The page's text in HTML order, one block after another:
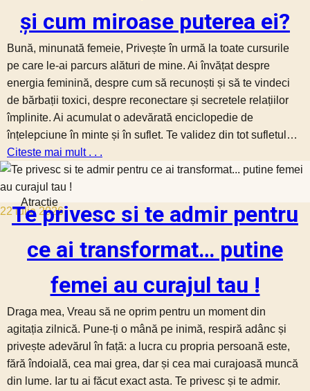
și cum miroase puterea ei?
Bună, minunată femeie, Privește în urmă la toate cursurile
pe care le-ai parcurs alături de mine. Ai învățat despre
energia feminină, despre cum să recunoști și să te vindeci
de bărbații toxici, despre reconectare și secretele relațiilor
împlinite. Ai acumulat o adevărată enciclopedie de
înțelepciune în minte și în suflet. Te validez din tot sufletul…
Citeste mai mult . . .
22 iulie 2026
Atractie
Te privesc si te admir pentru
ce ai transformat… putine
femei au curajul tau !
Draga mea, Vreau să ne oprim pentru un moment din
agitația zilnică. Pune-ți o mână pe inimă, respiră adânc și
privește adevărul în față: a lucra cu propria persoană este,
fără îndoială, cea mai grea, dar și cea mai curajoasă muncă
din lume. Iar tu ai făcut exact asta. Te privesc și te admir.